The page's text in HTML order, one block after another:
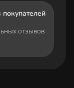
отзывов